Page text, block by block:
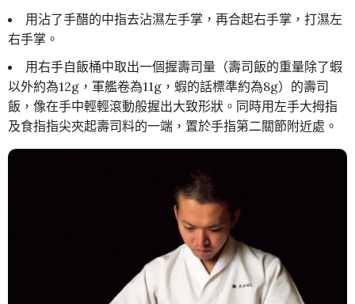
用沾了手醋的中指去沾濕左手掌，再合起右手掌，打濕左
右手掌。
用右手自飯桶中取出一個握壽司量（壽司飯的重量除了蝦
以外約為12g，軍艦卷為11g，蝦的話標準約為8g）的壽司
飯，像在手中輕輕滾動般握出大致形狀。同時用左手大拇指
及食指指尖夾起壽司料的一端，置於手指第二關節附近處。